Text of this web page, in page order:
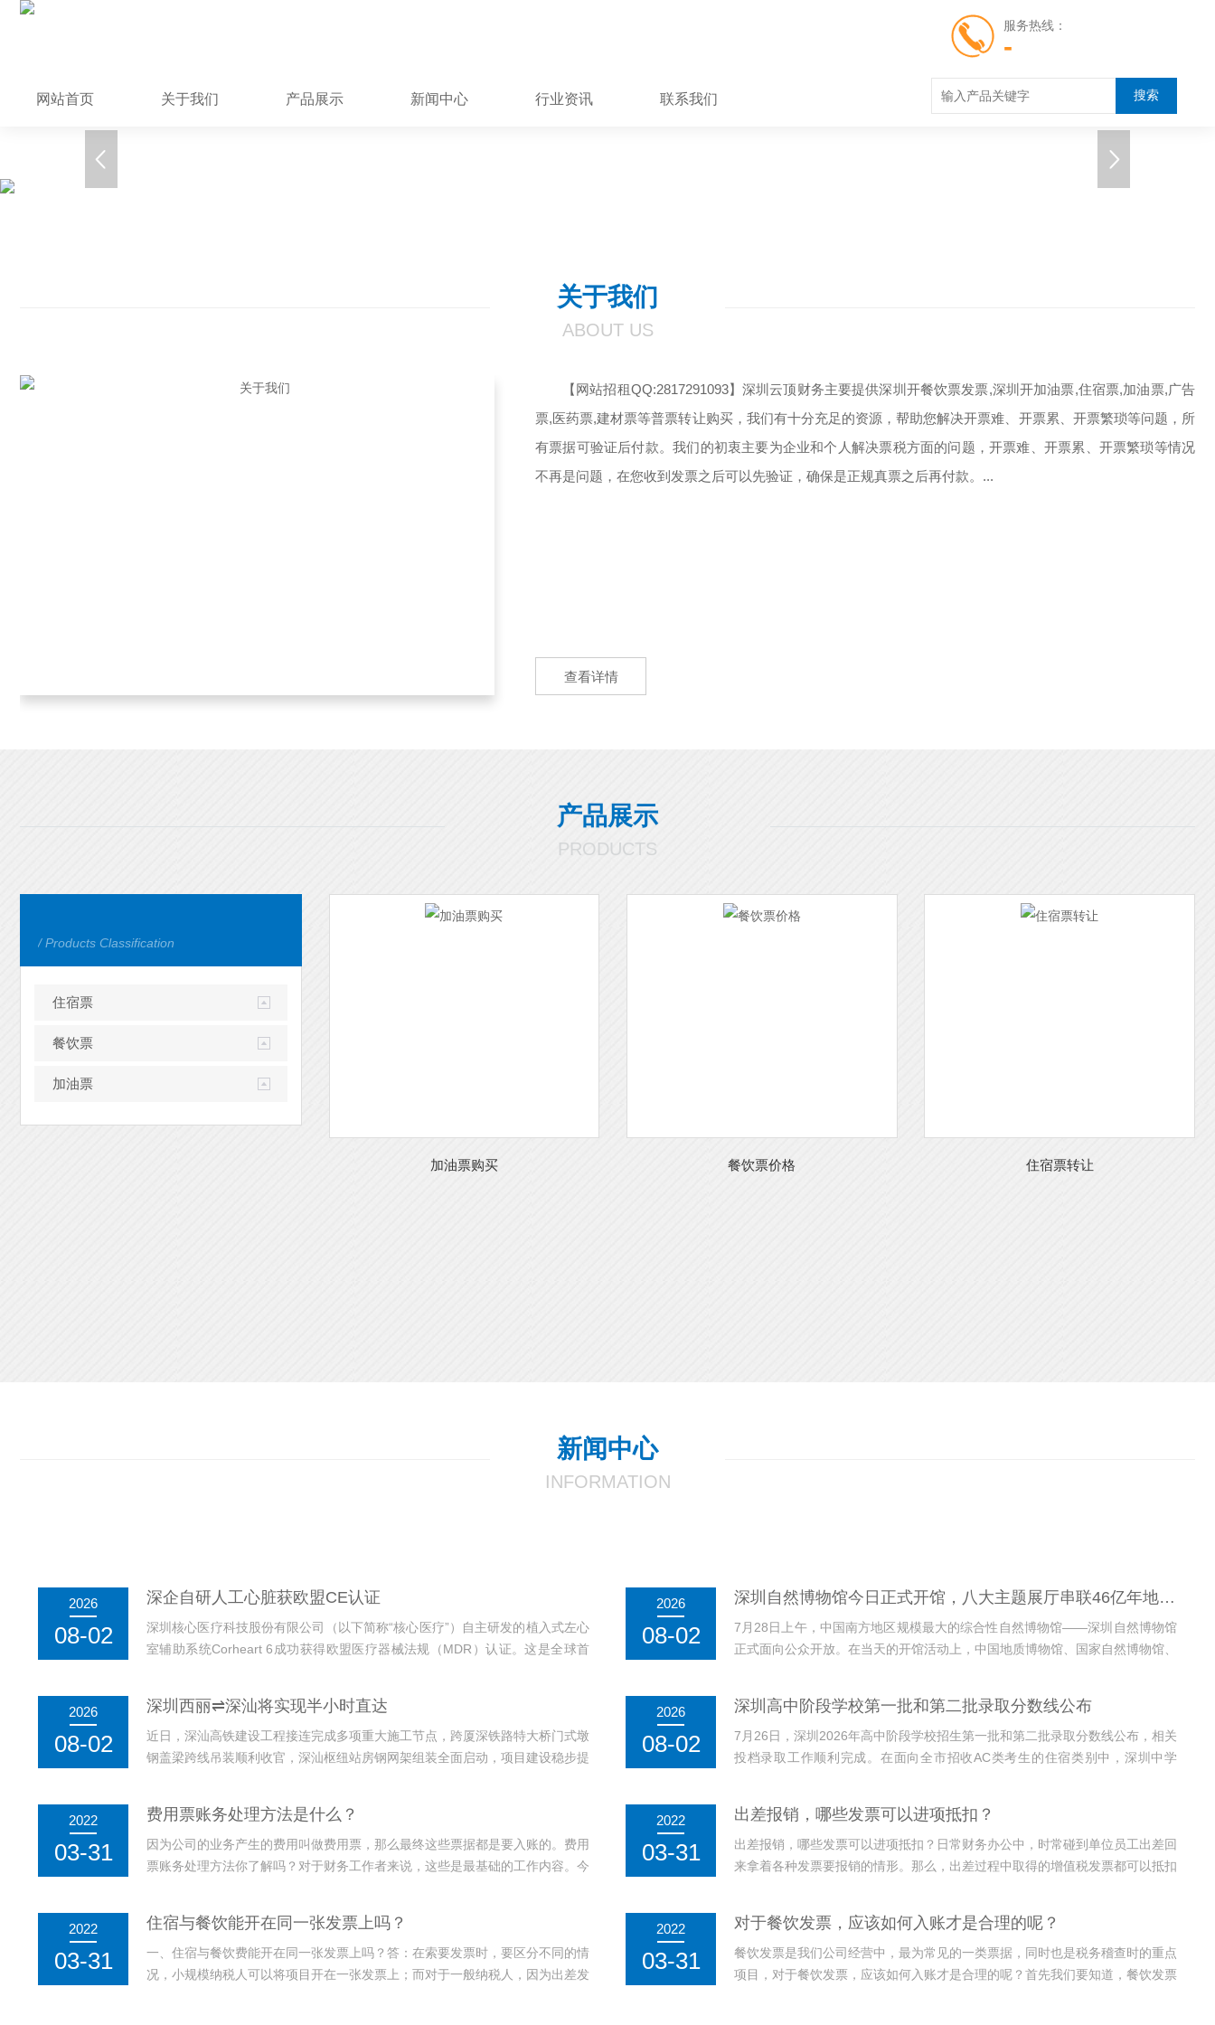
服务热线：
-
网站首页 关于我们 产品展示 新闻中心 行业资讯 联系我们
关于我们
ABOUT US
【网站招租QQ:2817291093】深圳云顶财务主要提供深圳开餐饮票发票,深圳开加油票,住宿票,加油票,广告
票,医药票,建材票等普票转让购买，我们有十分充足的资源，帮助您解决开票难、开票累、开票繁琐等问题，所
有票据可验证后付款。我们的初衷主要为企业和个人解决票税方面的问题，开票难、开票累、开票繁琐等情况
不再是问题，在您收到发票之后可以先验证，确保是正规真票之后再付款。...
查看详情
产品展示
PRODUCTS
/ Products Classification
住宿票
餐饮票
加油票
加油票购买 餐饮票价格 住宿票转让
新闻中心
INFORMATION
2026
08-02
深企自研人工心脏获欧盟CE认证
深圳核心医疗科技股份有限公司（以下简称“核心医疗”）自主研发的植入式左心
室辅助系统Corheart 6成功获得欧盟医疗器械法规（MDR）认证。这是全球首
一。欧盟自2017年启动医疗器械...
2026
08-02
深圳自然博物馆今日正式开馆，八大主题展厅串联46亿年地球演化史
7月28日上午，中国南方地区规模最大的综合性自然博物馆——深圳自然博物馆
正式面向公众开放。在当天的开馆活动上，中国地质博物馆、国家自然博物馆、
在藏品资源共享、联合学...
2026
08-02
深圳西丽⇌深汕将实现半小时直达
近日，深汕高铁建设工程接连完成多项重大施工节点，跨厦深铁路特大桥门式墩
钢盖梁跨线吊装顺利收官，深汕枢纽站房钢网架组装全面启动，项目建设稳步提
6座车站，配套桥梁37座、...
2026
08-02
深圳高中阶段学校第一批和第二批录取分数线公布
7月26日，深圳2026年高中阶段学校招生第一批和第二批录取分数线公布，相关
投档录取工作顺利完成。在面向全市招收AC类考生的住宿类别中，深圳中学
7月26日上午、下午完成，考生可...
2022
03-31
费用票账务处理方法是什么？
因为公司的业务产生的费用叫做费用票，那么最终这些票据都是要入账的。费用
票账务处理方法你了解吗？对于财务工作者来说，这些是最基础的工作内容。今
票，比如说招待客户的...
2022
03-31
出差报销，哪些发票可以进项抵扣？
出差报销，哪些发票可以进项抵扣？日常财务办公中，时常碰到单位员工出差回
来拿着各种发票要报销的情形。那么，出差过程中取得的增值税发票都可以抵扣
输服务，其进项税额允许...
2022
03-31
住宿与餐饮能开在同一张发票上吗？
一、住宿与餐饮费能开在同一张发票上吗？答：在索要发票时，要区分不同的情
况，小规模纳税人可以将项目开在一张发票上；而对于一般纳税人，因为出差发
2022
03-31
对于餐饮发票，应该如何入账才是合理的呢？
餐饮发票是我们公司经营中，最为常见的一类票据，同时也是税务稽查时的重点
项目，对于餐饮发票，应该如何入账才是合理的呢？首先我们要知道，餐饮发票